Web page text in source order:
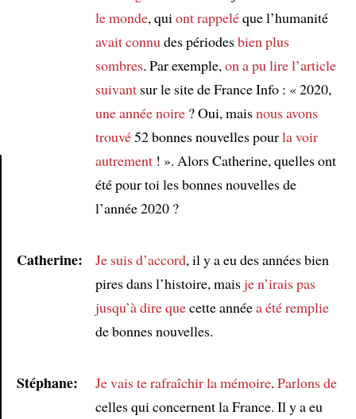
le monde, qui ont rappeléque l’humanité
avait connu des périodesbien plus
sombres. Par exemple, on a pu lirel’article
suivantsur le site de France Info : « 2020,
une année noire? Oui, maisnous avons
trouvé52 bonnes nouvelles pourla voir
autrement! ». Alors Catherine, quelles ont
été pour toi les bonnes nouvelles de
l’année 2020 ?
Catherine: Je suis d’accord, il y a eu des années bien
pires dans l’histoire, maisje n’irais pas
jusqu’à dire quecette annéea été remplie
de bonnes nouvelles.
Stéphane: Je vais te rafraîchir la mémoire. Parlons de
celles qui concernent la France. Il y a eu